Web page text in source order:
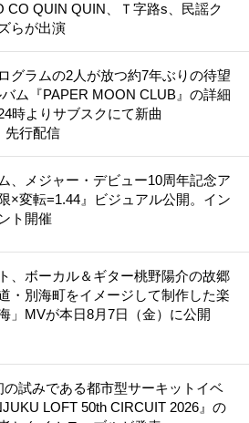
CO QUIN QUIN、Ｔ字路s、民謡ク
らが出演
グラムの2人が放つ約7年ぶりの待望
ム『PAPER MOON CLUB』の詳細
時よりサブスクにて新曲
先行配信
、メジャー・デビュー10周年記念ア
×変転=1.44』ビジュアル公開。イン
ト開催
、ボーカル＆ギター桃野陽介の故郷
・別海町をイメージして制作した楽
」MVが本日8月7日（金）に公開
の試みである都市型サーキットイベ
LOFT 50th CIRCUIT 2026』の